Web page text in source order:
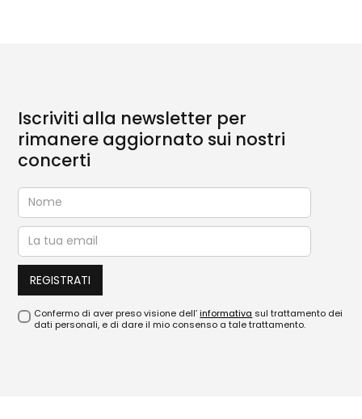
Iscriviti alla newsletter per
rimanere aggiornato sui nostri
concerti
Confermo di aver preso visione dell’informativa sul trattamento dei
dati personali, e di dare il mio consenso a tale trattamento.